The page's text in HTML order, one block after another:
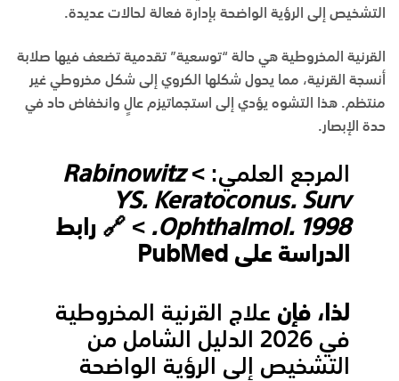
التشخيص إلى الرؤية الواضحة بإدارة فعالة لحالات عديدة.
القرنية المخروطية هي حالة “توسعية” تقدمية تضعف فيها صلابة
أنسجة القرنية، مما يحول شكلها الكروي إلى شكل مخروطي غير
منتظم. هذا التشوه يؤدي إلى استجماتيزم عالٍ وانخفاض حاد في
حدة الإبصار.
المرجع العلمي: >
Rabinowitz
YS. Keratoconus. Surv
Ophthalmol. 1998.
> 🔗 رابط
الدراسة على PubMed
لذا، فإن علاج القرنية المخروطية
في 2026 الدليل الشامل من
التشخيص إلى الرؤية الواضحة